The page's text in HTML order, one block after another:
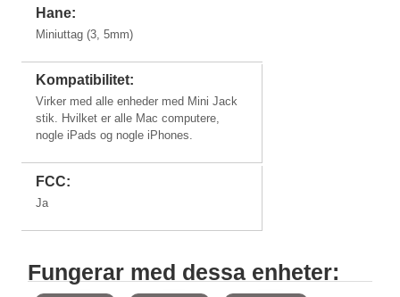
iMac 24"
iMac 27" (USB-
iMac 24" (M1)
2021
Hane:
Miniuttag (3, 5mm)
Kompatibilitet:
Virker med alle enheder med Mini Jack
stik. Hvilket er alle Mac computere,
nogle iPads og nogle iPhones.
FCC:
Ja
Fungerar med dessa enheter: